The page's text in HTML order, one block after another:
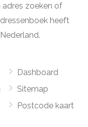
zoeken of
heeft
Dashboard
Sitemap
Postcode kaart